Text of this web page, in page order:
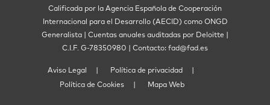
Calificada por la Agencia Española de Cooperación
Internacional para el Desarrollo (AECID) como ONGD
Generalista | Cuentas anuales auditadas por Deloitte |
C.I.F. G-78350980 | Contacto: fad@fad.es
Aviso Legal
Política de privacidad
Política de Cookies
Mapa Web